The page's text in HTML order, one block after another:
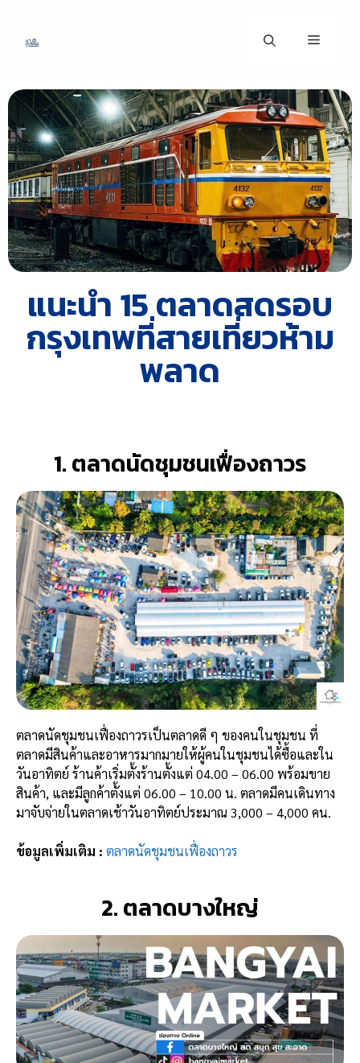
แนะนำ 15 ตลาดสดรอบ
กรุงเทพที่สายเที่ยวห้าม
พลาด
1. ตลาดนัดชุมชนเฟื่องถาวร
ตลาดนัดชุมชนเฟื่องถาวรเป็นตลาดดี ๆ ของคนในชุมชน ที่
ตลาดมีสินค้าและอาหารมากมายให้ผู้คนในชุมชนได้ซื้อและใน
วันอาทิตย์ ร้านค้าเริ่มตั้งร้านตั้งแต่ 04.00 – 06.00 พร้อมขาย
สินค้า, และมีลูกค้าตั้งแต่ 06.00 – 10.00 น. ตลาดมีคนเดินทาง
มาจับจ่ายในตลาดเช้าวันอาทิตย์ประมาณ 3,000 – 4,000 คน.
ข้อมูลเพิ่มเติม : ตลาดนัดชุมชนเฟื่องถาวร
2. ตลาดบางใหญ่